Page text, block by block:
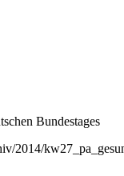
Bundestages
2014/